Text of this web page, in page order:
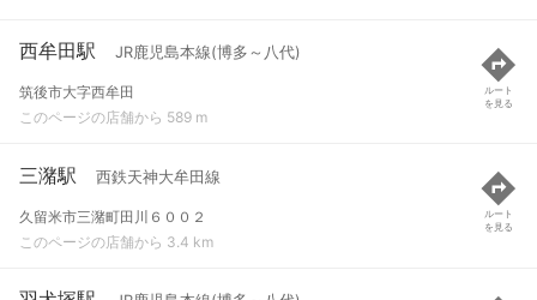
西牟田駅 JR鹿児島本線(博多～八代)
筑後市大字西牟田
このページの店舗から 589 m
ルート
を見る
三潴駅 西鉄天神大牟田線
久留米市三潴町田川６００２
このページの店舗から 3.4 km
ルート
を見る